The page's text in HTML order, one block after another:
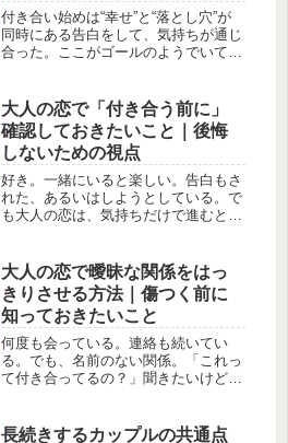
付き合い始めは“幸せ”と“落とし穴”が
同時にある告白をして、気持ちが通じ
合った。ここがゴールのようでいて、
係が決まります。舞い上がる気持ちは
大切。でも、少しだけ冷静さも持...
大人の恋で「付き合う前に」
確認しておきたいこと｜後悔
しないための視点
好き。一緒にいると楽しい。告白もさ
れた、あるいはしようとしている。で
も大人の恋は、気持ちだけで進むと後
くいのが現実です。だからこそ、始め
る前に確認しておきたいことがありま
す...
大人の恋で曖昧な関係をはっ
きりさせる方法｜傷つく前に
知っておきたいこと
何度も会っている。連絡も続いてい
る。でも、名前のない関係。「これっ
て付き合ってるの？」聞きたいけど、
ことは、関係を壊すことではありませ
長続きするカップルの共通点